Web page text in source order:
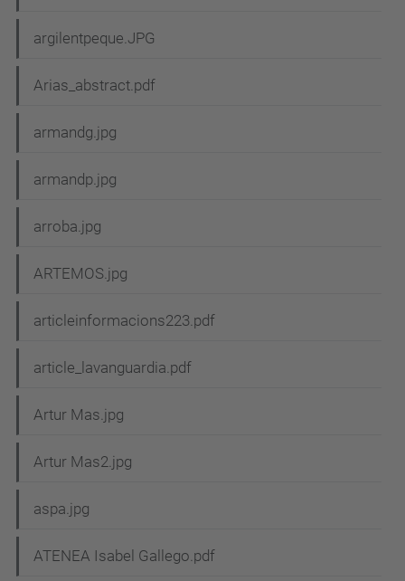
argilentpeque.JPG
Arias_abstract.pdf
armandg.jpg
armandp.jpg
arroba.jpg
ARTEMOS.jpg
articleinformacions223.pdf
article_lavanguardia.pdf
Artur Mas.jpg
Artur Mas2.jpg
aspa.jpg
ATENEA Isabel Gallego.pdf